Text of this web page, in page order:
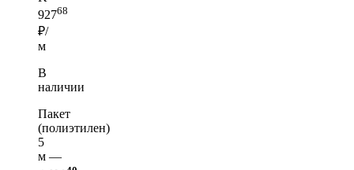
92768
₽/
м
В
наличии
Пакет
(полиэтилен)
5
м —